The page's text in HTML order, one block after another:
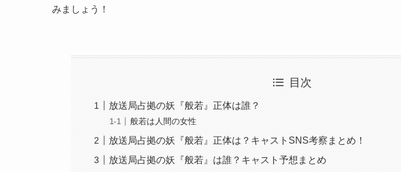
みましょう！
目次
放送局占拠の妖『般若』正体は誰？
般若は人間の女性
放送局占拠の妖『般若』正体は？キャストSNS考察まとめ！
放送局占拠の妖『般若』は誰？キャスト予想まとめ